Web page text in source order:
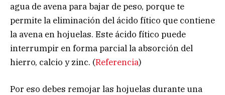
agua de avena para bajar de peso, porque te
permite la eliminación del ácido fítico que contiene
la avena en hojuelas. Este ácido fítico puede
interrumpir en forma parcial la absorción del
hierro, calcio y zinc. (Referencia)
Por eso debes remojar las hojuelas durante una